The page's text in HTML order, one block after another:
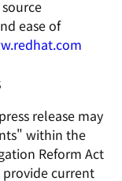
ease of
release may
within the
Reform Act
current